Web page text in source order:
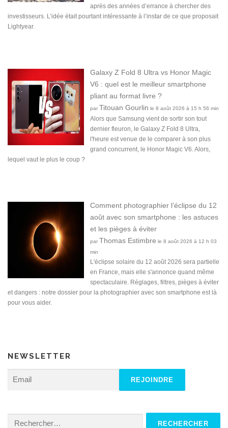
après des années d’errance à chercher des
investisseurs. L’idée était pourtant intéressante à l’instar de ce que proposait
Lightyear.
Galaxy Z Fold 8 Ultra vs Honor Magic
V6 : quel est le meilleur smartphone
pliant au format livre ?
par Titouan Gourlin le 8 août 2026 à 15 h 56 min
Alors que Samsung vient de sortir son tout
dernier fleuron, le Galaxy Z Fold 8 Ultra,
l'heure est venue de le comparer à son plus
grand concurrent, le Honor Magic V6. Alors,
lequel vaut le plus le coup ?
Comment photographier l’éclipse du 12
août avec son smartphone : les astuces
et les pièges à éviter
par Thomas Estimbre le 8 août 2026 à 12 h 03
min
L'éclipse solaire du 12 août 2026 sera partielle
en France, mais elle s'annonce quand même
spectaculaire. Réglages, filtres, pièges à éviter
et dangers : notre dossier pour la photographier avec son smartphone est là
pour vous aider.
NEWSLETTER